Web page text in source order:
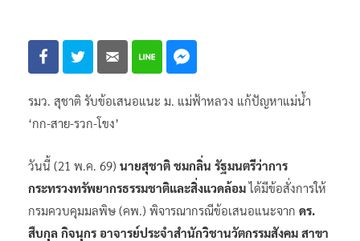
รมว. สุชาติ รับข้อเสนอแนะ ม. แม่ฟ้าหลวง แก้ปัญหาแม่น้ำ
‘กก-สาย-รวก-โขง’
วันนี้ (21 พ.ค. 69) นายสุชาติ ชมกลิ่น รัฐมนตรีว่าการ
กระทรวงทรัพยากรธรรมชาติและสิ่งแวดล้อมได้มีข้อสั่งการให้
กรมควบคุมมลพิษ (คพ.) พิจารณากรณีข้อเสนอแนะจาก ดร.
สืบกุล กิจนุกร อาจารย์ประจำสำนักวิชานวัตกรรมสังคม สาขา